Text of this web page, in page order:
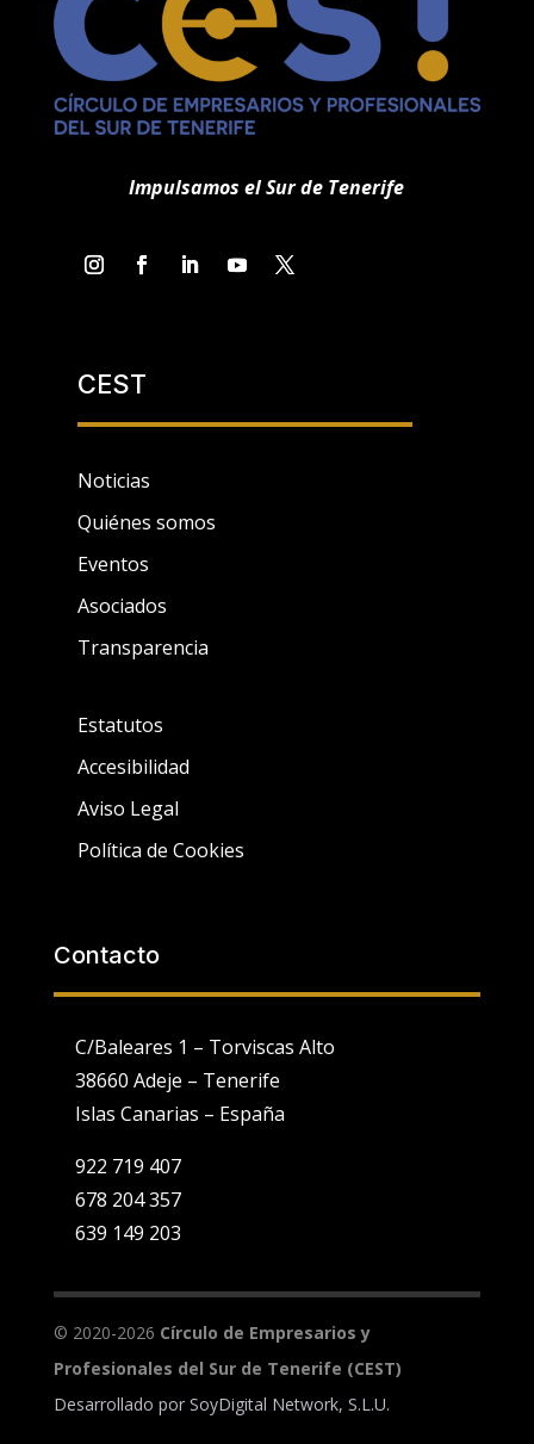
Impulsamos el Sur de Tenerife
CEST
Noticias
Quiénes somos
Eventos
Asociados
Transparencia
Estatutos
Accesibilidad
Aviso Legal
Política de Cookies
Contacto
C/Baleares 1 – Torviscas Alto
38660 Adeje – Tenerife
Islas Canarias – España
922 719 407
678 204 357
639 149 203
© 2020-2026 Círculo de Empresarios y
Profesionales del Sur de Tenerife (CEST)
Desarrollado por SoyDigital Network, S.L.U.
elaborado a partir de tus hábitos de navegación (por ejemplo,
rechazar la utilización de cookies indicándolo en el siguiente
selector:Configuración
Aceptar todo Rechazar todo Ajustes